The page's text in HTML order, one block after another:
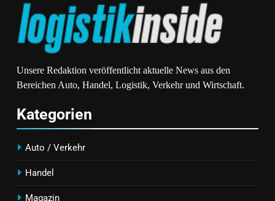
Unsere Redaktion veröffentlicht aktuelle News aus den
Bereichen Auto, Handel, Logistik, Verkehr und Wirtschaft.
Kategorien
Auto / Verkehr
Handel
Magazin